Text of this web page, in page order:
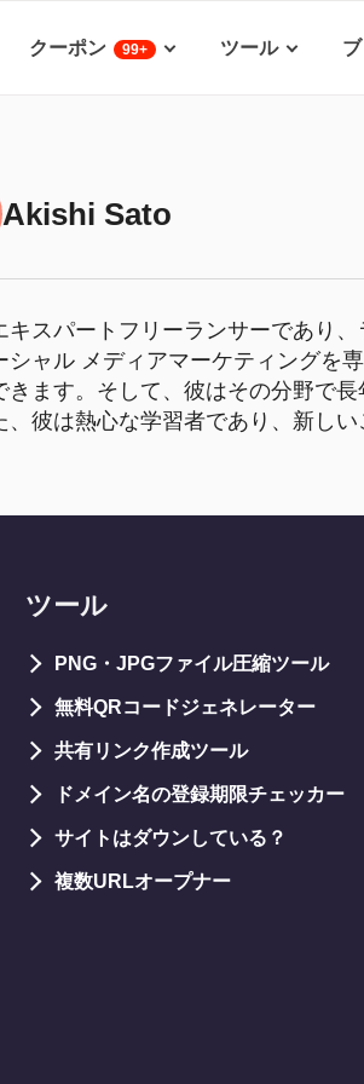
クーポン 99+ ツール
Akishi Sato
キスパートフリーランサーであり
シャル メディアマーケティングを
きます。そして、彼はその分野で
、彼は熱心な学習者であり、新し
ツール
PNG・JPGファイル圧縮ツール
無料QRコードジェネレーター
共有リンク作成ツール
ドメイン名の登録期限チェッカー
サイトはダウンしている？
複数URLオープナー